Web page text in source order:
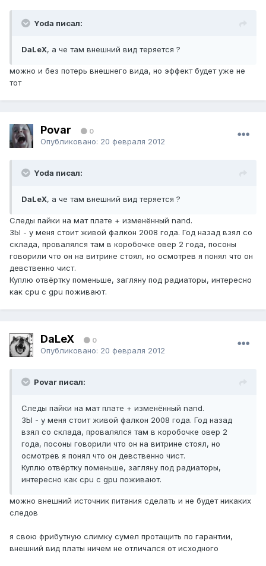
Yoda писал:
DaLeX, а че там внешний вид теряется ?
можно и без потерь внешнего вида, но эффект будет уже не
тот
Povar 0
Опубликовано: 20 февраля 2012
Yoda писал:
DaLeX, а че там внешний вид теряется ?
Следы пайки на мат плате + изменённый nand.
ЗЫ - у меня стоит живой фалкон 2008 года. Год назад взял со
склада, провалялся там в коробочке овер 2 года, посоны
говорили что он на витрине стоял, но осмотрев я понял что он
девственно чист.
Куплю отвёртку поменьше, загляну под радиаторы, интересно
как cpu c gpu поживают.
DaLeX 0
Опубликовано: 20 февраля 2012
Povar писал:
Следы пайки на мат плате + изменённый nand.
ЗЫ - у меня стоит живой фалкон 2008 года. Год назад
взял со склада, провалялся там в коробочке овер 2
года, посоны говорили что он на витрине стоял, но
осмотрев я понял что он девственно чист.
Куплю отвёртку поменьше, загляну под радиаторы,
интересно как cpu c gpu поживают.
можно внешний источник питания сделать и не будет никаких
следов
я свою фрибутную слимку сумел протащить по гарантии,
внешний вид платы ничем не отличался от исходного